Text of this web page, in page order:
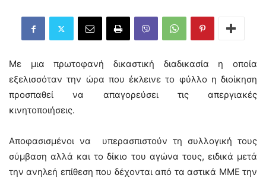
Με μια πρωτοφανή δικαστική διαδικασία η οποία
εξελισσόταν την ώρα που έκλεινε το φύλλο η διοίκηση
προσπαθεί να απαγορεύσει τις απεργιακές
κινητοποιήσεις.
Aποφασισμένοι να υπερασπιστούν τη συλλογική τους
σύμβαση αλλά και το δίκιο του αγώνα τους, ειδικά μετά
την ανηλεή επίθεση που δέχονται από τα αστικά ΜΜΕ την